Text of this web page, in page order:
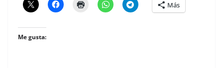
Más
Me gusta: